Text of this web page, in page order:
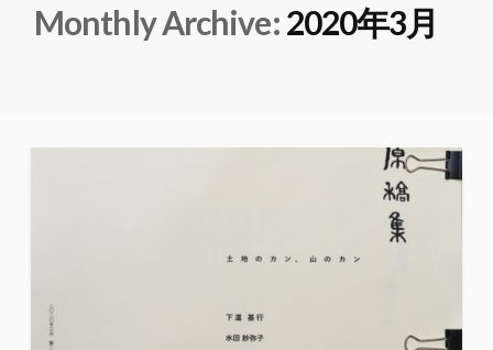
Monthly Archive:2020年3月